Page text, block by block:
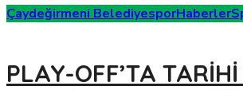
Çaydeğirmeni BelediyesporHaberler
PLAY-OFF’TA